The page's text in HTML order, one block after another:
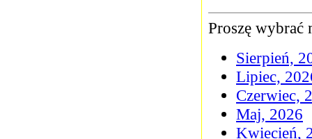
Proszę wybrać
Sierpień,
Lipiec,
Czerwiec,
Maj, 2026
Kwiecień,